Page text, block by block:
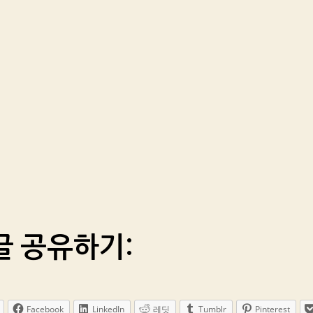
공유하기:
Facebook LinkedIn 레딧 Tumblr Pinterest